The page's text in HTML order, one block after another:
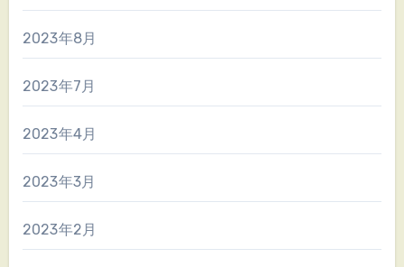
2023年8月
2023年7月
2023年4月
2023年3月
2023年2月